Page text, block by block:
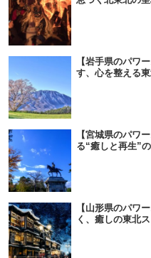
【岩手県のパワ
す、心を整える
【宮城県のパワ
る“癒しと再生”の
【山形県のパワ
く、癒しの東北